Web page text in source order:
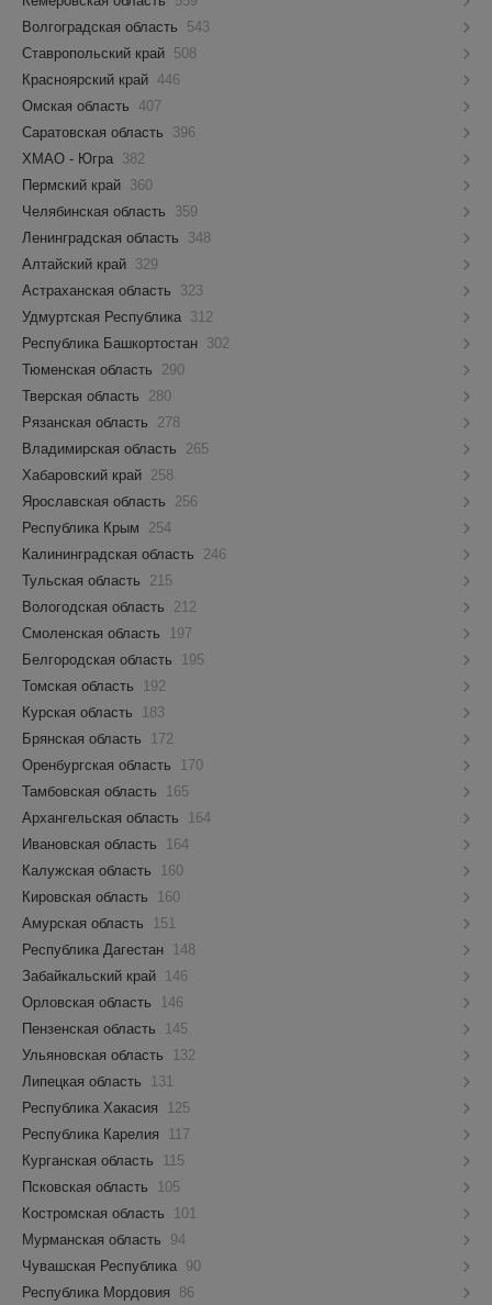
Волгоградская область
543
Ставропольский край 508
Красноярский край 446
Омская область 407
Саратовская область
396
ХМАО - Югра 382
Пермский край 360
Челябинская область
359
Ленинградская область
348
Алтайский край 329
Астраханская область
323
Удмуртская Республика 312
Республика Башкортостан 302
Тюменская область
290
Тверская область
280
Рязанская область
278
Владимирская область
265
Хабаровский край 258
Ярославская область
256
Республика Крым
254
Калининградская область
246
Тульская область
215
Вологодская область
212
Смоленская область
197
Белгородская область
195
Томская область
192
Курская область
183
Брянская область
172
Оренбургская область
170
Тамбовская область
165
Архангельская область
164
Ивановская область
164
Калужская область
160
Кировская область
160
Амурская область
151
Республика Дагестан 148
Забайкальский край 146
Орловская область
146
Пензенская область
145
Ульяновская область
132
Липецкая область
131
Республика Хакасия
125
Республика Карелия
117
Курганская область
115
Псковская область
105
Костромская область
101
Мурманская область
94
Чувашская Республика 90
Республика Мордовия
86